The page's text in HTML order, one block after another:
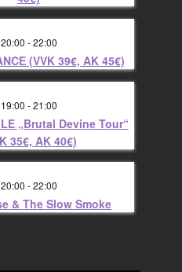
20:00 -22:00
(VVK 39€, AK 45€)
19:00 -21:00
„Brutal Devine Tour“
35€, AK 40€)
20:00 -22:00
& The Slow Smoke